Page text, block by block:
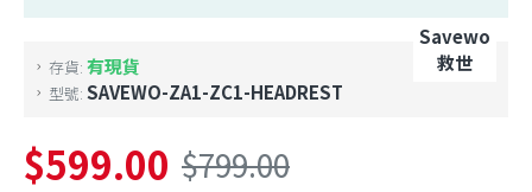
存貨: 有現貨
型號: SAVEWO-ZA1-ZC1-HEADREST
Savewo
救世
$599.00 $799.00